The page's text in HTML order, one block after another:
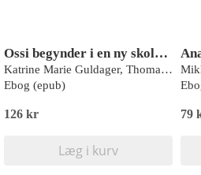
Ossi begynder i en ny skole - Lyt&Læs
Katrine Marie Guldager, Thomas Hjorthaab
Ebog (epub)
126 kr
Læg i kurv
79